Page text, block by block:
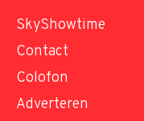
SkyShowtime
Contact
Colofon
Adverteren